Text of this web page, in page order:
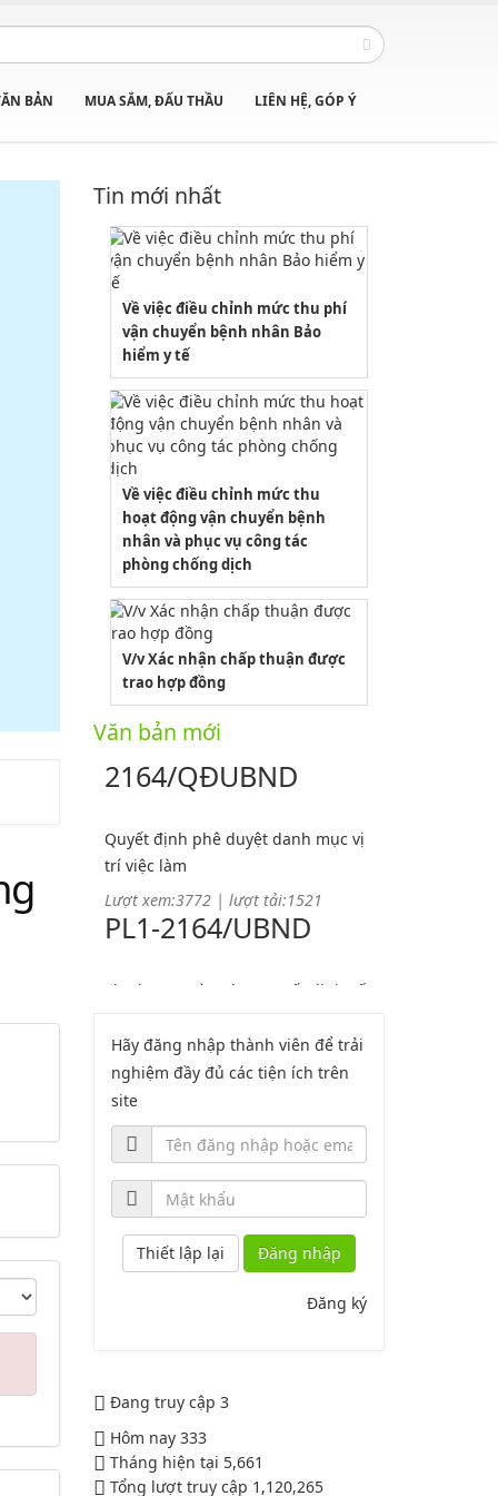
BẢN MUA SẮM, ĐẤU THẦU LIÊN HỆ, GÓP Ý
Tin mới nhất
Về việc điều chỉnh mức thu phí
vận chuyển bệnh nhân Bảo
hiểm y tế
Về việc điều chỉnh mức thu
hoạt động vận chuyển bệnh
nhân và phục vụ công tác
phòng chống dịch
V/v Xác nhận chấp thuận được
trao hợp đồng
Văn bản mới
2164/QĐUBND
Quyết định phê duyệt danh mục vị
trí việc làm
Lượt xem:3772 | lượt tải:1521
PL1-2164/UBND
Phụ lục 1 - Kèm theo quyết định số
Lượt xem:2044 | lượt tải:758
PL2-2164/UBND
Phụ lục 2 - Kèm theo quyết định số
2164
Lượt xem:1998 | lượt tải:1060
PL3-2164/UBND
Phụ lục 3 - Kèm theo quyết định số
Luật sửa đổi, bổ sung một số điều
của luật cán bộ, công chức. luật
Hãy đăng nhập thành viên để trải
nghiệm đầy đủ các tiện ích trên
site
Đăng nhập
Đăng ký
Đang truy cập 3
Hôm nay 333
Tháng hiện tại 5,661
Tổng lượt truy cập 1,120,265